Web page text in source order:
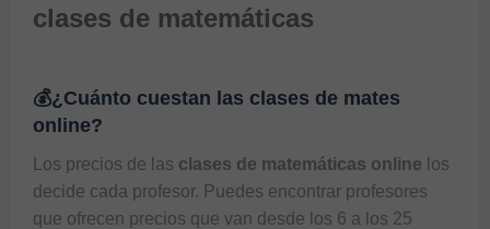
clases de matemáticas
💰¿Cuánto cuestan las clases de mates
online?
Los precios de las clases de matemáticas online los
decide cada profesor. Puedes encontrar profesores
que ofrecen precios que van desde los 6 a los 25